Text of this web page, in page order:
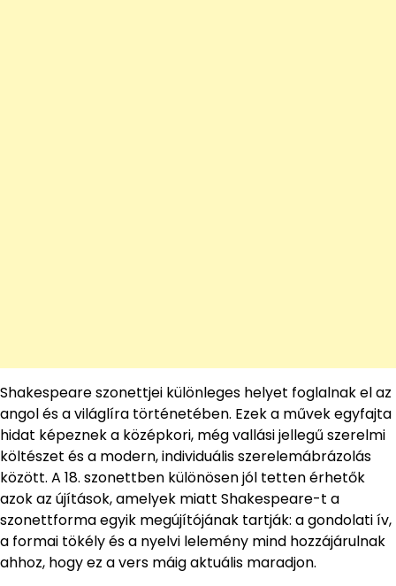
Shakespeare szonettjei különleges helyet foglalnak el az
angol és a világlíra történetében. Ezek a művek egyfajta
hidat képeznek a középkori, még vallási jellegű szerelmi
költészet és a modern, individuális szerelemábrázolás
között. A 18. szonettben különösen jól tetten érhetők
azok az újítások, amelyek miatt Shakespeare-t a
szonettforma egyik megújítójának tartják: a gondolati ív,
a formai tökély és a nyelvi lelemény mind hozzájárulnak
ahhoz, hogy ez a vers máig aktuális maradjon.